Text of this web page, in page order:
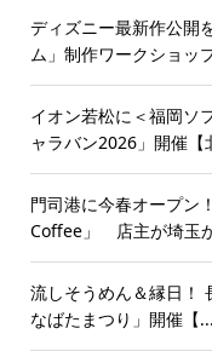
ディズニー最新作公開
ム」制作ワークショッ
イオン若松に＜福岡ソ
ャラバン2026」開催【
門司港に今春オープン
Coffee」 店主が埼玉
流しそうめん＆縁日！
なばたまつり」開催【...